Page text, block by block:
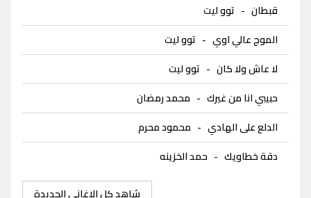
قبطان - توو ليت
الموج عالي اوي - توو ليت
لا عاش ولا كان - توو ليت
حبيبي انا من غيرك - محمد رمضان
الدلع على الهادي - محمود محرم
دقة خطاويك - حمد الخزينه
شاهد كل الاغاني الجديدة